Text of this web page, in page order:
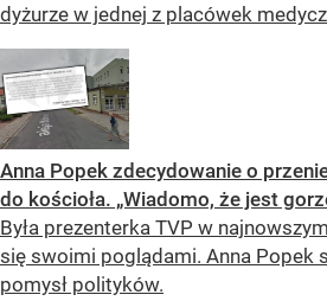
dyżurze w jednej z placówek
Anna Popek zdecydowanie o
do kościoła. „Wiadomo, że jest
Była prezenterka TVP w
się swoimi poglądami. Anna Popek
pomysł polityków.